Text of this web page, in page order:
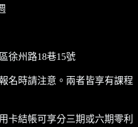
州路18巷15號
名時請注意。兩者皆享有課程
卡結帳可享分三期或六期零利